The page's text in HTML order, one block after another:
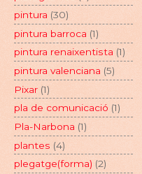
pintura (30)
pintura barroca (1)
pintura renaixentista (1)
pintura valenciana (5)
Pixar (1)
pla de comunicació (1)
Pla-Narbona (1)
plantes (4)
plegatge(forma) (2)